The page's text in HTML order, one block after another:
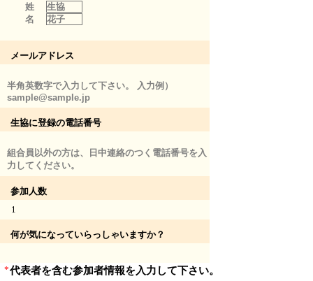
姓
生協
名
花子
メールアドレス
半角英数字で入力して下さい。 入力例）
sample@sample.jp
生協に登録の電話番号
組合員以外の方は、日中連絡のつく電話番号を入
力してください。
参加人数
1
何が気になっていらっしゃいますか？
*代表者を含む参加者情報を入力して下さい。